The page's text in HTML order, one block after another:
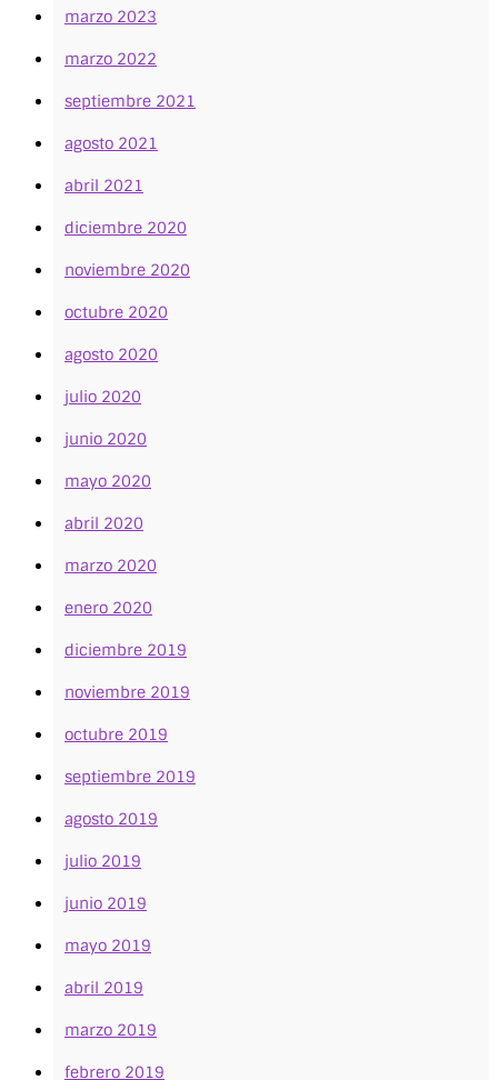
marzo 2023
marzo 2022
septiembre 2021
agosto 2021
abril 2021
diciembre 2020
noviembre 2020
octubre 2020
agosto 2020
julio 2020
junio 2020
mayo 2020
abril 2020
marzo 2020
enero 2020
diciembre 2019
noviembre 2019
octubre 2019
septiembre 2019
agosto 2019
julio 2019
junio 2019
mayo 2019
abril 2019
marzo 2019
febrero 2019